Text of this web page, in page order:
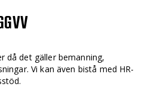
då det gäller bemanning,
Vi kan även bistå med HR-